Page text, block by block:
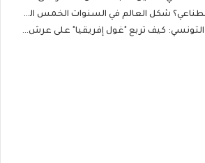
شكل العالم في السنوات الخمس القادمة
كيف تربع "غول إفريقيا" على عرش الألقاب؟